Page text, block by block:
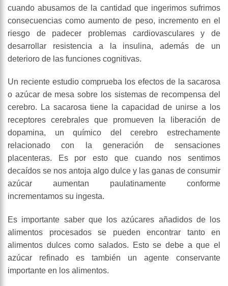
cuando abusamos de la cantidad que ingerimos sufrimos
consecuencias como aumento de peso, incremento en el
riesgo de padecer problemas cardiovasculares y de
desarrollar resistencia a la insulina, además de un
deterioro de las funciones cognitivas.
Un reciente estudio comprueba los efectos de la sacarosa
o azúcar de mesa sobre los sistemas de recompensa del
cerebro. La sacarosa tiene la capacidad de unirse a los
receptores cerebrales que promueven la liberación de
dopamina, un químico del cerebro estrechamente
relacionado con la generación de sensaciones
placenteras. Es por esto que cuando nos sentimos
decaídos se nos antoja algo dulce y las ganas de consumir
azúcar aumentan paulatinamente conforme
incrementamos su ingesta.
Es importante saber que los azúcares añadidos de los
alimentos procesados se pueden encontrar tanto en
alimentos dulces como salados. Esto se debe a que el
azúcar refinado es también un agente conservante
importante en los alimentos.